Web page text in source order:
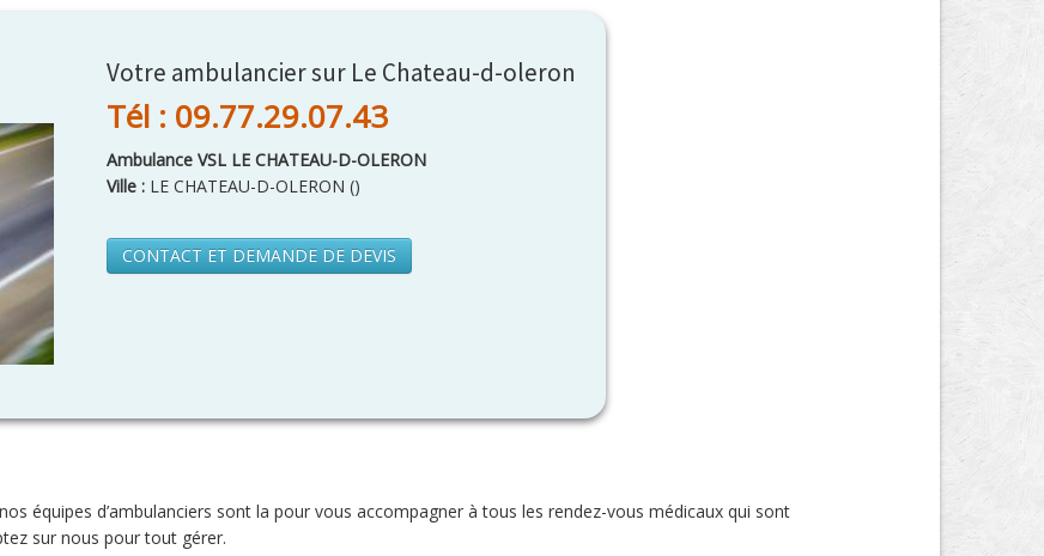
Votre ambulancier sur Le Chateau-d-oleron
Tél : 09.77.29.07.43
Ambulance VSL LE CHATEAU-D-OLERON
Ville : LE CHATEAU-D-OLERON ()
CONTACT ET DEMANDE DE DEVIS
équipes d’ambulanciers sont la pour vous accompagner à tous les rendez-vous médicaux qui sont
sur nous pour tout gérer.